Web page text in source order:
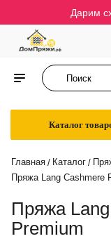
Дарим
Каталог
Главная / Каталог /
Пряжа Lang Cashmere
Пряжа
Premium